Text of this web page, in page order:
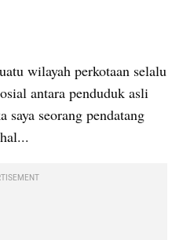
wilayah perkotaan selalu
antara penduduk asli
saya seorang pendatang